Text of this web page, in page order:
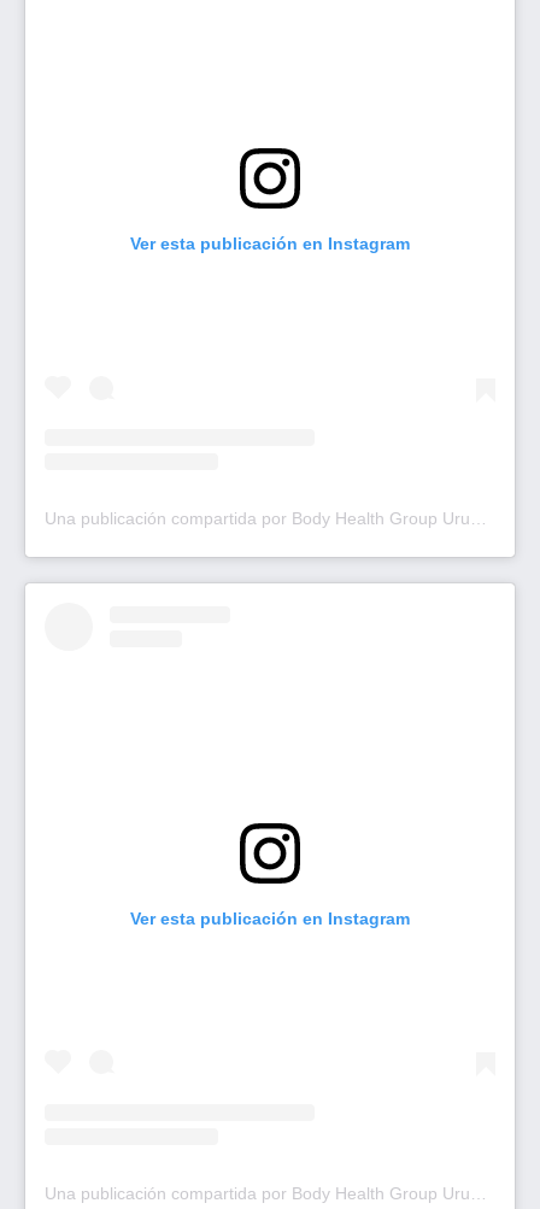
Ver esta publicación en Instagram
Una publicación compartida por Body Health Group Uruguay (@bodyhealth.uruguay)
Ver esta publicación en Instagram